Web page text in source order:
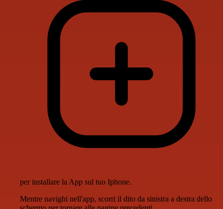
per installare la App sul tuo Iphone.
Mentre navighi nell'app, scorri il dito da sinistra a destra dello